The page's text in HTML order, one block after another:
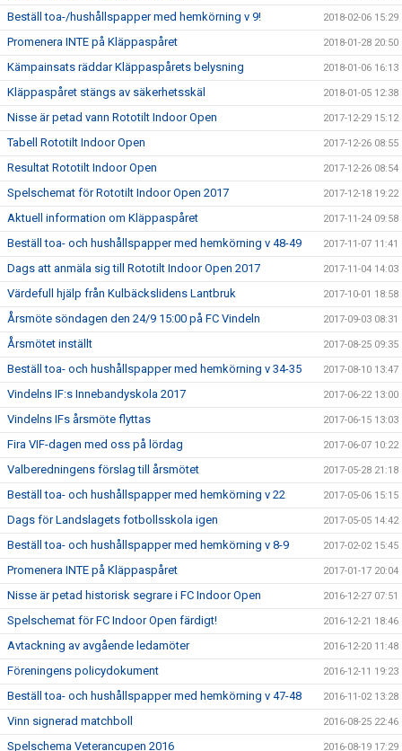
Beställ toa-/hushållspapper med hemkörning v 9! 2018-02-06 15:29
Promenera INTE på Kläppaspåret 2018-01-28 20:50
Kämpainsats räddar Kläppaspårets belysning 2018-01-06 16:13
Kläppaspåret stängs av säkerhetsskäl 2018-01-05 12:38
Nisse är petad vann Rototilt Indoor Open 2017-12-29 15:12
Tabell Rototilt Indoor Open 2017-12-26 08:55
Resultat Rototilt Indoor Open 2017-12-26 08:54
Spelschemat för Rototilt Indoor Open 2017 2017-12-18 19:22
Aktuell information om Kläppaspåret 2017-11-24 09:58
Beställ toa- och hushållspapper med hemkörning v 48-49 2017-11-07 11:41
Dags att anmäla sig till Rototilt Indoor Open 2017 2017-11-04 14:03
Värdefull hjälp från Kulbäckslidens Lantbruk 2017-10-01 18:58
Årsmöte söndagen den 24/9 15:00 på FC Vindeln 2017-09-03 08:31
Årsmötet inställt 2017-08-25 09:35
Beställ toa- och hushållspapper med hemkörning v 34-35 2017-08-10 13:47
Vindelns IF:s Innebandyskola 2017 2017-06-22 13:00
Vindelns IFs årsmöte flyttas 2017-06-15 13:03
Fira VIF-dagen med oss på lördag 2017-06-07 10:22
Valberedningens förslag till årsmötet 2017-05-28 21:18
Beställ toa- och hushållspapper med hemkörning v 22 2017-05-06 15:15
Dags för Landslagets fotbollsskola igen 2017-05-05 14:42
Beställ toa- och hushållspapper med hemkörning v 8-9 2017-02-02 15:45
Promenera INTE på Kläppaspåret 2017-01-17 20:04
Nisse är petad historisk segrare i FC Indoor Open 2016-12-27 07:51
Spelschemat för FC Indoor Open färdigt! 2016-12-21 18:46
Avtackning av avgående ledamöter 2016-12-20 11:48
Föreningens policydokument 2016-12-11 19:23
Beställ toa- och hushållspapper med hemkörning v 47-48 2016-11-02 13:28
Vinn signerad matchboll 2016-08-25 22:46
Spelschema Veterancupen 2016 2016-08-19 17:29